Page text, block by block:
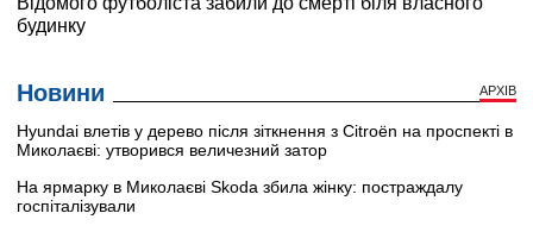
Новини АРХІВ
Hyundai влетів у дерево після зіткнення з Citroën на проспекті в
Миколаєві: утворився величезний затор
На ярмарку в Миколаєві Skoda збила жінку: постраждалу
госпіталізували